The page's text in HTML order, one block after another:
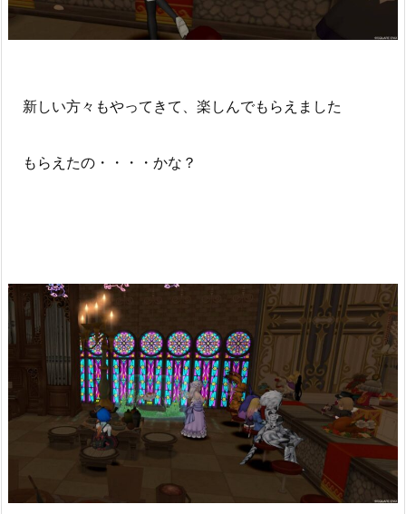
新しい方々もやってきて、楽しんでもらえました
もらえたの・・・・かな？